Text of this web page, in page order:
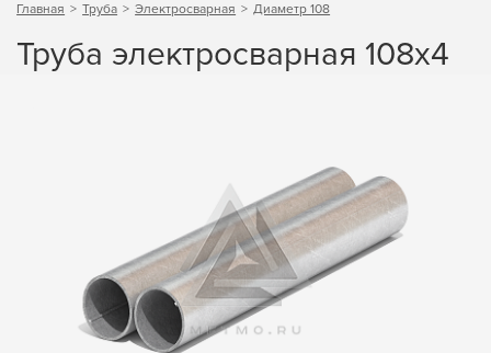
Главная Труба Электросварная Диаметр 108
Труба электросварная 108х4